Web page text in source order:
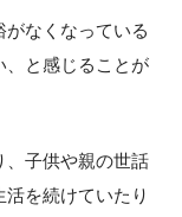
なくなっている
、と感じることが
、子供や親の世話
を続けていたり